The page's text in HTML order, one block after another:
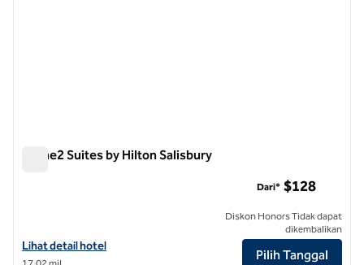
Home2 Suites by Hilton Salisbury
Lihat detail hotel untuk Home2 Suites by Hilton Salisbury
Lihat detail hotel
Dari* $128
Diskon Honors Tidak dapat
dikembalikan
Pilih Tanggal